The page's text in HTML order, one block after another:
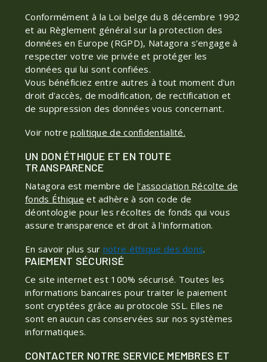
Conformément à la Loi belge du 8 décembre 1992
et au Règlement général sur la protection des
données en Europe (RGPD), Natagora s’engage à
respecter votre vie privée et protéger les
données qui lui sont confiées.
Vous bénéficiez entre autres à tout moment d'un
droit d'accès, de modification, de rectification et
de suppression des données vous concernant.
Voir notrepolitique de confidentialité.
UN DON ÉTHIQUE ET EN TOUTE
TRANSPARENCE
Natagora est membre de l'association Récolte de
fonds Éthique et adhère à son code de
déontologie pour les récoltes de fonds qui vous
assure transparence et droit à l'information.
En savoir plus sur notre éthique des dons.
PAIEMENT SÉCURISÉ
Ce site internet est 100% sécurisé. Toutes les
informations bancaires pour traiter le paiement
sont cryptées grâce au protocole SSL. Elles ne
sont en aucun cas conservées sur nos systèmes
informatiques.
CONTACTER NOTRE SERVICE MEMBRES ET